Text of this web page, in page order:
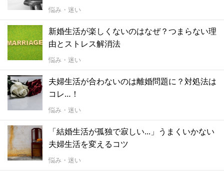
悩み・迷い
新婚生活が楽しくないのはなぜ？つまらない理
由とストレス解消法
悩み・迷い
夫婦生活が合わないのは離婚問題に？対処法は
コレ…！
悩み・迷い
「結婚生活が孤独で寂しい...」うまくいかない
夫婦生活を変えるコツ
悩み・迷い